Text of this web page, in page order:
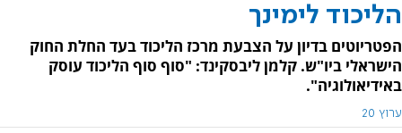
הליכוד לימינך
הפטריוטים בדיון על הצבעת מרכז הליכוד בעד החלת החוק
הישראלי ביו"ש. קלמן ליבסקינד: "סוף סוף הליכוד עוסק
באידיאולוגיה".
ערוץ 20